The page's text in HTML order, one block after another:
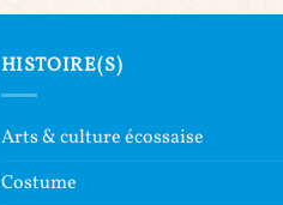
HISTOIRE(S)
Arts & culture écossaise
Costume